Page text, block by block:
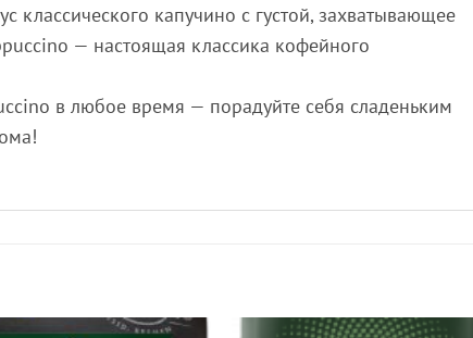
классического капучино с густой, захватывающее
— настоящая классика кофейного
в любое время — порадуйте себя сладеньким